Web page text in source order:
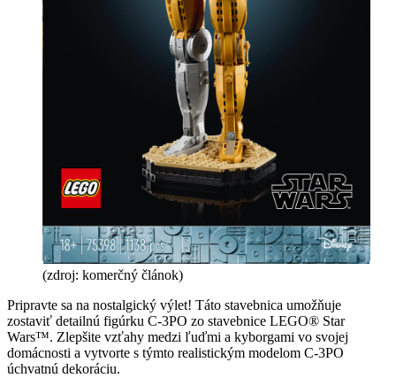
(zdroj: komerčný článok)
Pripravte sa na nostalgický výlet! Táto stavebnica umožňuje
zostaviť detailnú figúrku C-3PO zo stavebnice LEGO® Star
Wars™. Zlepšite vzťahy medzi ľuďmi a kyborgami vo svojej
domácnosti a vytvorte s týmto realistickým modelom C-3PO
úchvatnú dekoráciu.